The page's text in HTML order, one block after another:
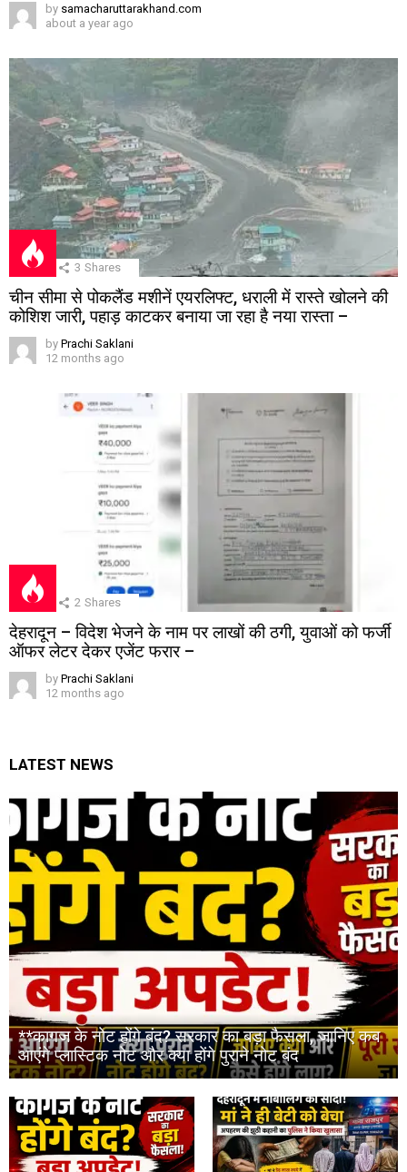
by samacharuttarakhand.com
about a year ago
3 Shares
चीन सीमा से पोकलैंड मशीनें एयरलिफ्ट, धराली में रास्ते खोलने की
कोशिश जारी, पहाड़ काटकर बनाया जा रहा है नया रास्ता –
by Prachi Saklani
12 months ago
2 Shares
देहरादून – विदेश भेजने के नाम पर लाखों की ठगी, युवाओं को फर्जी
ऑफर लेटर देकर एजेंट फरार –
by Prachi Saklani
12 months ago
LATEST NEWS
**कागज के नोट होंगे बंद? सरकार का बड़ा फैसला, जानिए कब
आएंगे प्लास्टिक नोट और क्या होंगे पुराने नोट बंद